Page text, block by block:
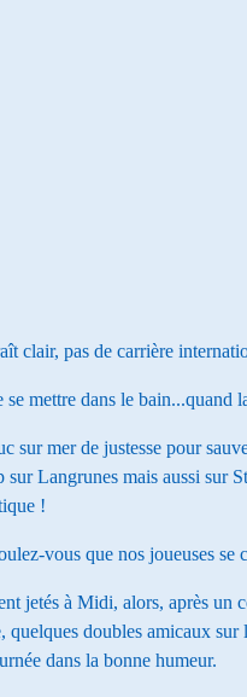
clair, pas de carrière
se mettre dans le bain...quand
sur mer de justesse pour
sur Langrunes mais aussi sur
!
vous que nos joueuses se
jetés à Midi, alors, après un
quelques doubles amicaux
dans la bonne humeur.